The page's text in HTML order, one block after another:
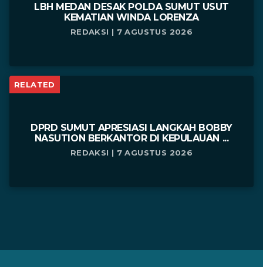
LBH MEDAN DESAK POLDA SUMUT USUT
KEMATIAN WINDA LORENZA
REDAKSI | 7 AGUSTUS 2026
RELATED
DPRD SUMUT APRESIASI LANGKAH BOBBY
NASUTION BERKANTOR DI KEPULAUAN ...
REDAKSI | 7 AGUSTUS 2026